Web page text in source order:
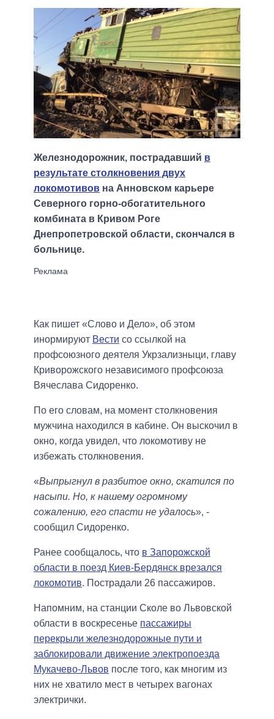
Железнодорожник, пострадавший в
результате столкновения двух
локомотивов на Анновском карьере
Северного горно-обогатительного
комбината в Кривом Роге
Днепропетровской области, скончался в
больнице.
Как пишет «Слово и Дело», об этом
инормируют Вести со ссылкой на
профсоюзного деятеля Укрзализныци, главу
Криворожского независимого профсоюза
Вячеслава Сидоренко.
По его словам, на момент столкновения
мужчина находился в кабине. Он выскочил в
окно, когда увидел, что локомотиву не
избежать столкновения.
«Выпрыгнул в разбитое окно, скатился по
насыпи. Но, к нашему огромному
сожалению, его спасти не удалось», -
сообщил Сидоренко.
Ранее сообщалось, что в Запорожской
области в поезд Киев-Бердянск врезался
локомотив. Пострадали 26 пассажиров.
Напомним, на станции Сколе во Львовской
области в воскресенье пассажиры
перекрыли железнодорожные пути и
заблокировали движение электропоезда
Мукачево-Львов после того, как многим из
них не хватило мест в четырех вагонах
электрички.